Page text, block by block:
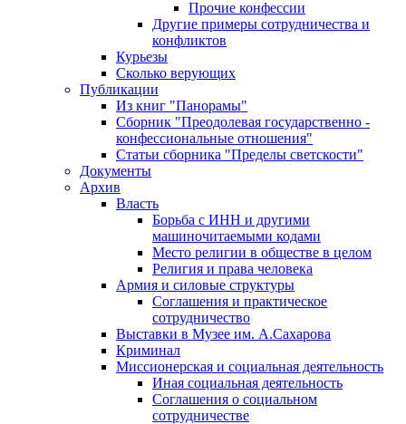
Прочие конфессии
Другие примеры сотрудничества и
конфликтов
Курьезы
Сколько верующих
Публикации
Из книг "Панорамы"
Сборник "Преодолевая государственно -
конфессиональные отношения"
Статьи сборника "Пределы светскости"
Документы
Архив
Власть
Борьба с ИНН и другими
машиночитаемыми кодами
Место религии в обществе в целом
Религия и права человека
Армия и силовые структуры
Соглашения и практическое
сотрудничество
Выставки в Музее им. А.Сахарова
Криминал
Миссионерская и социальная деятельность
Иная социальная деятельность
Соглашения о социальном
сотрудничестве